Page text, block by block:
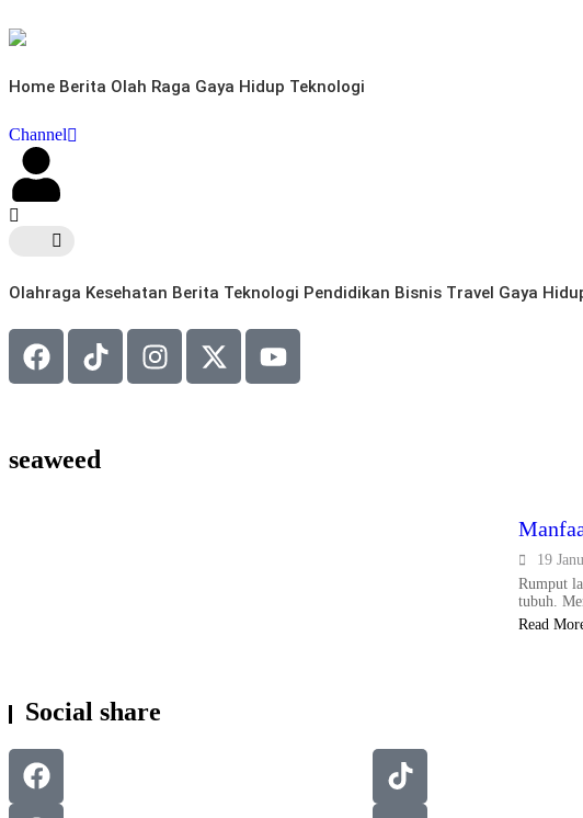
Home Berita Olah Raga Gaya Hidup Teknologi
Channel
Olahraga Kesehatan Berita Teknologi Pendidikan Bisnis Travel Gaya
seaweed
19
Rumput
tubuh.
Read
Social share